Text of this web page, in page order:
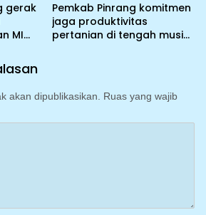
gerak
MI
Pemkab Pinrang komitmen
jaga produktivitas
pertanian di tengah musim
(Irpom)
akan dipublikasikan. Ruas yang wajib